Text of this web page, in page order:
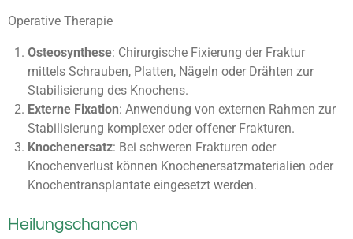
Operative Therapie
Osteosynthese: Chirurgische Fixierung der Fraktur
mittels Schrauben, Platten, Nägeln oder Drähten zur
Stabilisierung des Knochens.
Externe Fixation: Anwendung von externen Rahmen zur
Stabilisierung komplexer oder offener Frakturen.
Knochenersatz: Bei schweren Frakturen oder
Knochenverlust können Knochenersatzmaterialien oder
Knochentransplantate eingesetzt werden.
Heilungschancen